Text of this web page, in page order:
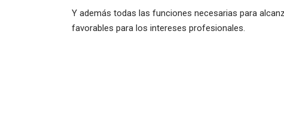
Y además todas las funciones necesarias para
favorables para los intereses profesionales.